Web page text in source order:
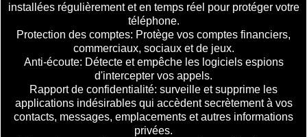
installées régulièrement et en temps réel pour protéger votre
téléphone.
Protection des comptes: Protège vos comptes financiers,
commerciaux, sociaux et de jeux.
Anti-écoute: Détecte et empêche les logiciels espions
d'intercepter vos appels.
Rapport de confidentialité: surveille et supprime les
applications indésirables qui accèdent secrètement à vos
contacts, messages, emplacements et autres informations
privées.